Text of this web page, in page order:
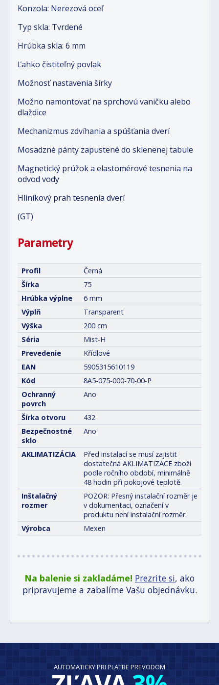
Konzola: Nerezová oceľ
Typ skla: Tvrdené
Hrúbka skla: 6 mm
Ľahko čistiteľný povlak
Možnosť nastavenia šírky
Možno namontovať na sprchovú vaničku alebo
dlaždice
Mechanizmus zdvíhania a spúšťania dverí
Mosadzné pánty zapustené do sklenenej tabule
Magnetický prúžok a elastomérové tesnenia na
odvod vody
Hliníkový prah tesnenia dverí
(GT)
Parametry
Profil
Černá
Šírka
75
Hrúbka výplne
6 mm
Výplň
Transparent
Výška
200 cm
Séria
Mist-H
Prevedenie
Křídlové
EAN
5905315610119
Kód
8A5-075-000-70-00-P
Ochranný
povrch
Ano
Šírka otvoru
432
Bezpečnostné
sklo
Ano
AKLIMATIZÁCIA
Před instalací se musí zajistit
dostatečná AKLIMATIZACE zboží
podle ročního období, minimálně
48 hodin při pokojové teplotě.
Inštalačný
rozmer
POZOR: Přesný instalační rozměr je
v dokumentaci, označení v
produktu není instalační rozměr.
Výrobca
Mexen
Na balenie si zakladáme! Prezrite si, ako
pripravujeme a zabalíme Vašu objednávku.
AUTOMATICKY PRI PLATBE PREVODOM